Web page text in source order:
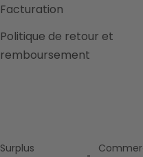
Facturation
Politique de retour et
remboursement
Surplus